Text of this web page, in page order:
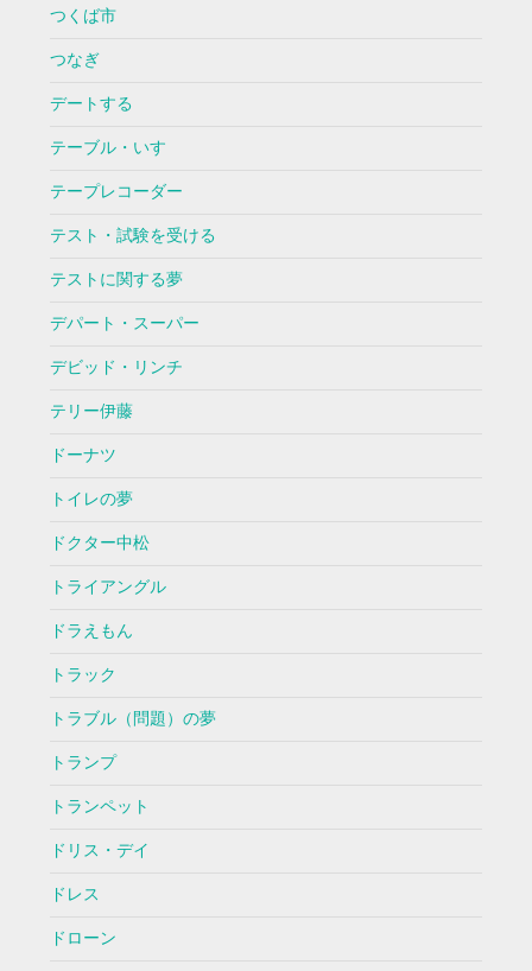
つくば市
つなぎ
デートする
テーブル・いす
テープレコーダー
テスト・試験を受ける
テストに関する夢
デパート・スーパー
デビッド・リンチ
テリー伊藤
ドーナツ
トイレの夢
ドクター中松
トライアングル
ドラえもん
トラック
トラブル（問題）の夢
トランプ
トランペット
ドリス・デイ
ドレス
ドローン